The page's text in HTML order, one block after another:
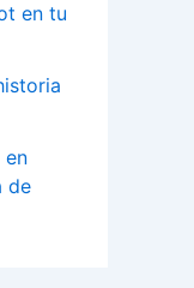
en tu
en
de